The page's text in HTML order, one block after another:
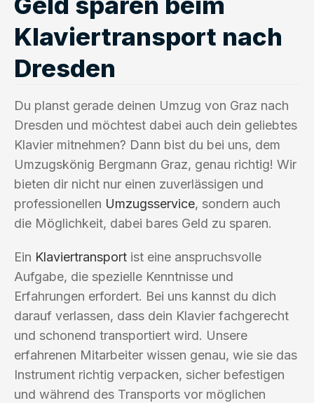
Klaviertransport nach
Dresden
Du planst gerade deinen Umzug von Graz nach
Dresden und möchtest dabei auch dein geliebtes
Klavier mitnehmen? Dann bist du bei uns, dem
Umzugskönig Bergmann Graz, genau richtig! Wir
bieten dir nicht nur einen zuverlässigen und
professionellen Umzugsservice, sondern auch
die Möglichkeit, dabei bares Geld zu sparen.
Ein Klaviertransport ist eine anspruchsvolle
Aufgabe, die spezielle Kenntnisse und
Erfahrungen erfordert. Bei uns kannst du dich
darauf verlassen, dass dein Klavier fachgerecht
und schonend transportiert wird. Unsere
erfahrenen Mitarbeiter wissen genau, wie sie das
Instrument richtig verpacken, sicher befestigen
und während des Transports vor möglichen